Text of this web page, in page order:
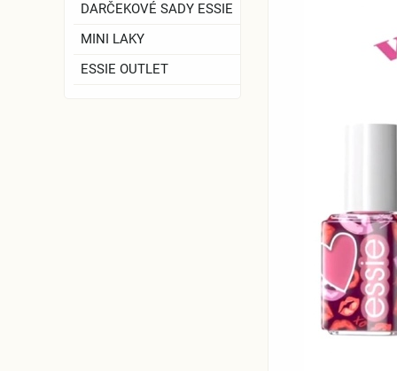
DARČEKOVÉ SADY ESSIE
MINI LAKY
ESSIE OUTLET